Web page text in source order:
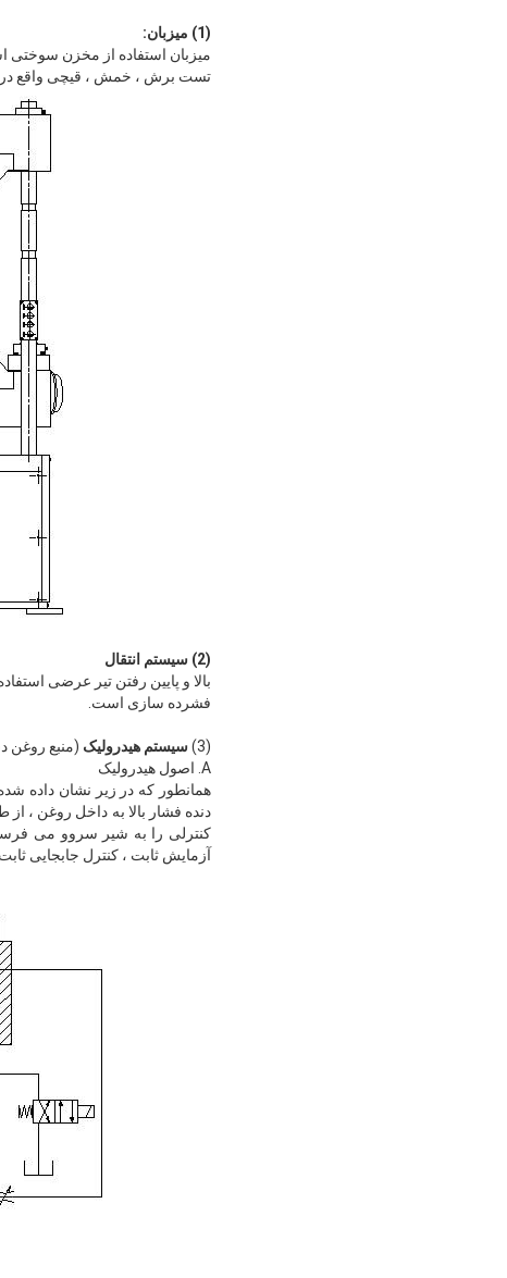
(1) میزبان:
میزبان استفاده از مخزن سوختی
تست برش ، خمش ، قیچی واقع در
(2) سیستم انتقال
بالا و پایین رفتن تیر عرضی
فشرده سازی است.
(3) سیستم هیدرولیک (منبع روغن
A. اصول هیدرولیک
همانطور که در زیر نشان داده
کنترلی را به شیر سروو می
آزمایش ثابت ، کنترل جابجایی